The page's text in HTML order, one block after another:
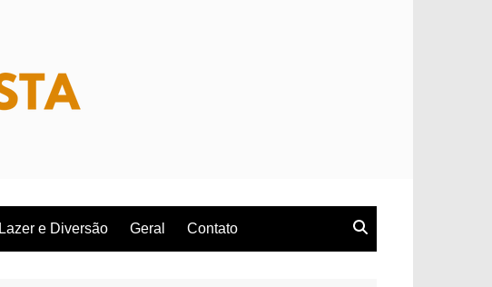
Lazer e Diversão Geral Contato